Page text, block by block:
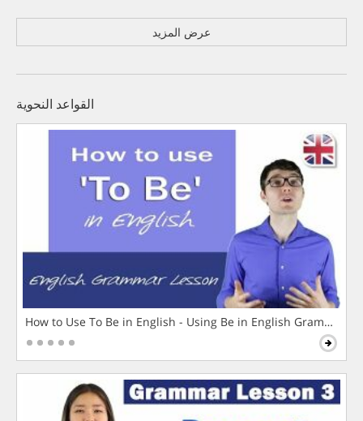
عرض المزيد
القواعد النحوية
How to Use To Be in English - Using Be in English Grammar